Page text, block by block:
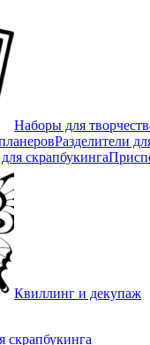
Наборы для
Разделители
Квиллинг и декупаж
скрапбукинга